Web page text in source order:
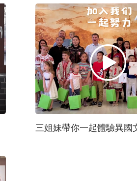
三姐妹帶你一起體驗異國